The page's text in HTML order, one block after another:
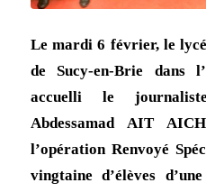
Le mardi 6 février, le
de Sucy-en-Brie dans
accuelli le
Abdessamad AIT
l’opération Renvoyé
vingtaine d’élèves